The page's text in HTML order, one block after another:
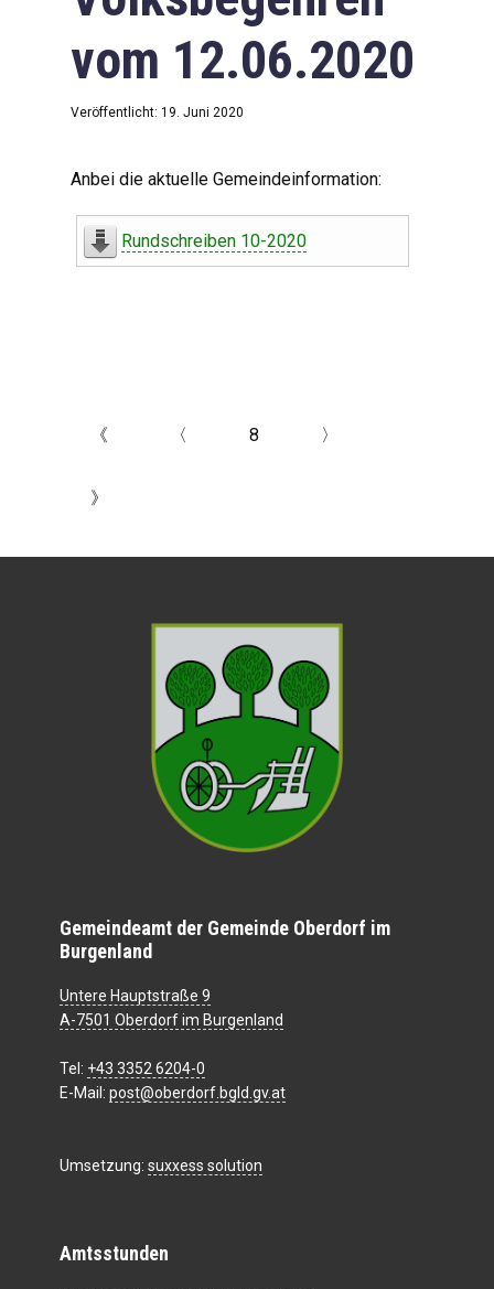
vom 12.06.2020
Veröffentlicht: 19. Juni 2020
Anbei die aktuelle Gemeindeinformation:
Rundschreiben 10-2020
《 〈 8 〉
》
Gemeindeamt der Gemeinde Oberdorf im
Burgenland
Untere Hauptstraße 9
A-7501 Oberdorf im Burgenland
Tel: +43 3352 6204-0
E-Mail: post@oberdorf.bgld.gv.at
Umsetzung: suxxess solution
Amtsstunden